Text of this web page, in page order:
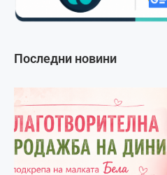
Последни новини